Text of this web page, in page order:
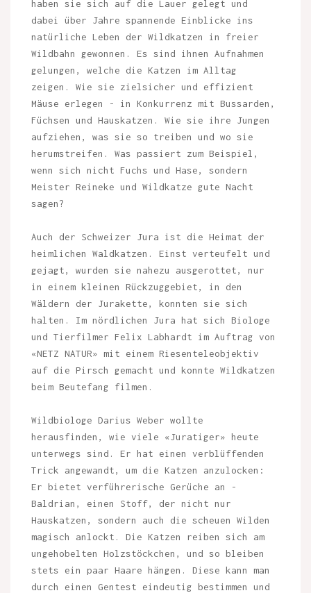
haben sie sich auf die Lauer gelegt und
dabei über Jahre spannende Einblicke ins
natürliche Leben der Wildkatzen in freier
Wildbahn gewonnen. Es sind ihnen Aufnahmen
gelungen, welche die Katzen im Alltag
zeigen. Wie sie zielsicher und effizient
Mäuse erlegen - in Konkurrenz mit Bussarden,
Füchsen und Hauskatzen. Wie sie ihre Jungen
aufziehen, was sie so treiben und wo sie
herumstreifen. Was passiert zum Beispiel,
wenn sich nicht Fuchs und Hase, sondern
Meister Reineke und Wildkatze gute Nacht
sagen?
Auch der Schweizer Jura ist die Heimat der
heimlichen Waldkatzen. Einst verteufelt und
gejagt, wurden sie nahezu ausgerottet, nur
in einem kleinen Rückzuggebiet, in den
Wäldern der Jurakette, konnten sie sich
halten. Im nördlichen Jura hat sich Biologe
und Tierfilmer Felix Labhardt im Auftrag von
«NETZ NATUR» mit einem Riesenteleobjektiv
auf die Pirsch gemacht und konnte Wildkatzen
beim Beutefang filmen.
Wildbiologe Darius Weber wollte
herausfinden, wie viele «Juratiger» heute
unterwegs sind. Er hat einen verblüffenden
Trick angewandt, um die Katzen anzulocken:
Er bietet verführerische Gerüche an -
Baldrian, einen Stoff, der nicht nur
Hauskatzen, sondern auch die scheuen Wilden
magisch anlockt. Die Katzen reiben sich am
ungehobelten Holzstöckchen, und so bleiben
stets ein paar Haare hängen. Diese kann man
durch einen Gentest eindeutig bestimmen und